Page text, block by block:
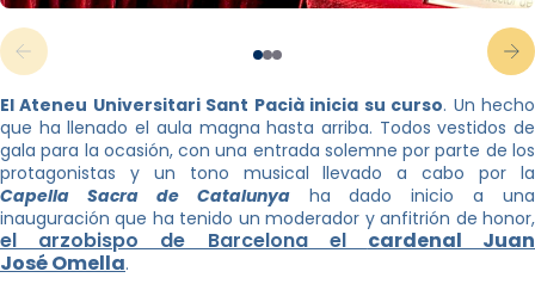
El Ateneu Universitari Sant Pacià inicia su curso. Un hecho
que ha llenado el aula magna hasta arriba. Todos vestidos de
gala para la ocasión, con una entrada solemne por parte de los
protagonistas y un tono musical llevado a cabo por la
Capella Sacra de Catalunyaha dado inicio a una
inauguración que ha tenido un moderador y anfitrión de honor,
el arzobispo de Barcelona el cardenal Juan
José Omella.